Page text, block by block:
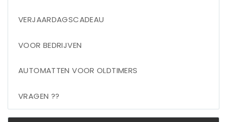
VERJAARDAGSCADEAU
VOOR BEDRIJVEN
AUTOMATTEN VOOR OLDTIMERS
VRAGEN ??